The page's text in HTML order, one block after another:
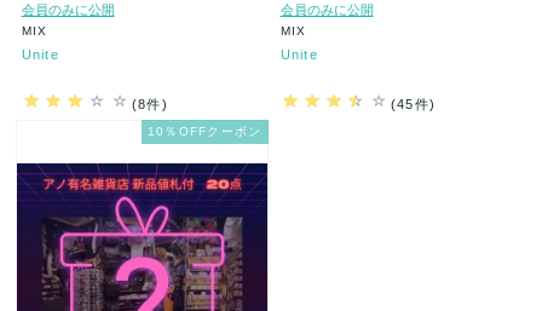
GE…
会員のみに公開
MIX
Unite
(8件)
会員のみに公開
MIX
Unite
(45件)
10％OFFクーポン